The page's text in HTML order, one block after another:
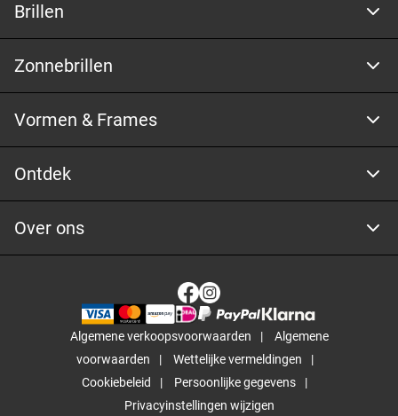
Brillen
Zonnebrillen
Vormen & Frames
Ontdek
Over ons
Algemene verkoopsvoorwaarden
Algemene
voorwaarden
Wettelijke vermeldingen
Cookiebeleid
Persoonlijke gegevens
Privacyinstellingen wijzigen